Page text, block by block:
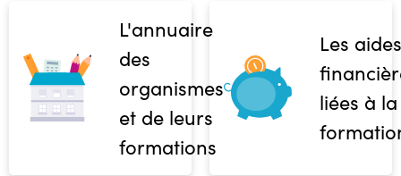
L'annuaire
des
organismes
et de leurs
formations
Les aides
liées à la